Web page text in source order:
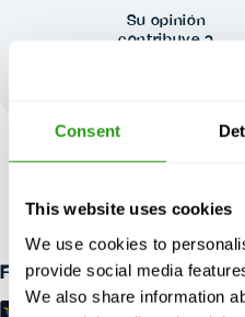
Consent
This website uses cookies
We use cookies to
provide social media
We also share information
Formas de pago
Su opinión
contribuye a